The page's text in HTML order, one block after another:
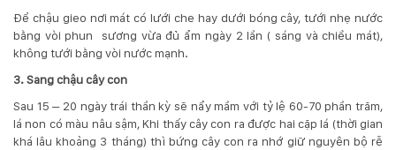
Để chậu gieo nơi mát có lưới che hay dưới bóng cây, tưới nhẹ nước
bằng vòi phun sương vừa đủ ẩm ngày 2 lần ( sáng và chiều mát),
không tưới bằng vòi nước mạnh.
3. Sang chậu cây con
Sau 15 – 20 ngày trái thần kỳ sẽ nẩy mầm với tỷ lệ 60-70 phần trăm,
lá non có màu nâu sậm, Khi thấy cây con ra được hai cặp lá (thời gian
khá lâu khoảng 3 tháng) thì bứng cây con ra nhớ giữ nguyên bộ rễ